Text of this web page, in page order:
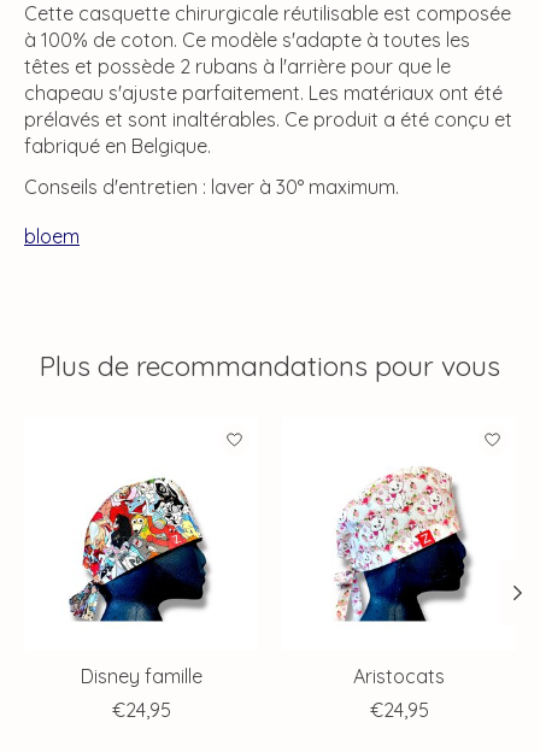
Cette casquette chirurgicale réutilisable est composée
à 100% de coton. Ce modèle s'adapte à toutes les
têtes et possède 2 rubans à l'arrière pour que le
chapeau s'ajuste parfaitement. Les matériaux ont été
prélavés et sont inaltérables. Ce produit a été conçu et
fabriqué en Belgique.
Conseils d'entretien : laver à 30° maximum.
bloem
Plus de recommandations pour vous
Articles du carrousel de produits
Disney famille
€24,95
Aristocats
€24,95